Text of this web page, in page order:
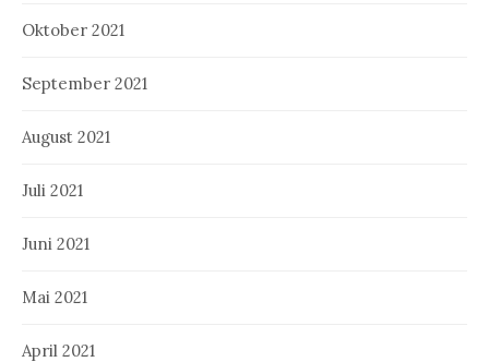
Oktober 2021
September 2021
August 2021
Juli 2021
Juni 2021
Mai 2021
April 2021